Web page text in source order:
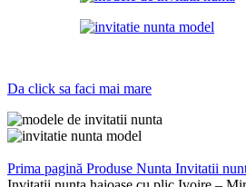
Da click sa faci mai mare
Prima pagină Produse Nunta Invitatii